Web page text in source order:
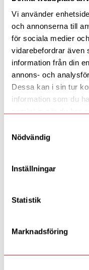
Vi använder
och annonserna till
för sociala medier
vidarebefordrar även
information från din
annons- och
Dessa kan i sin tur
information som du
Nödvändig
Inställningar
Statistik
Marknadsföring